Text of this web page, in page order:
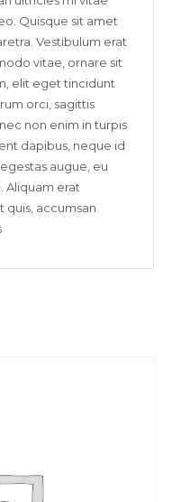
Quisque sit amet
Vestibulum erat
vitae, ornare sit
elit eget tincidunt
orci, sagittis
non enim in turpis
dapibus, neque id
augue, eu
Aliquam erat
quis, accumsan